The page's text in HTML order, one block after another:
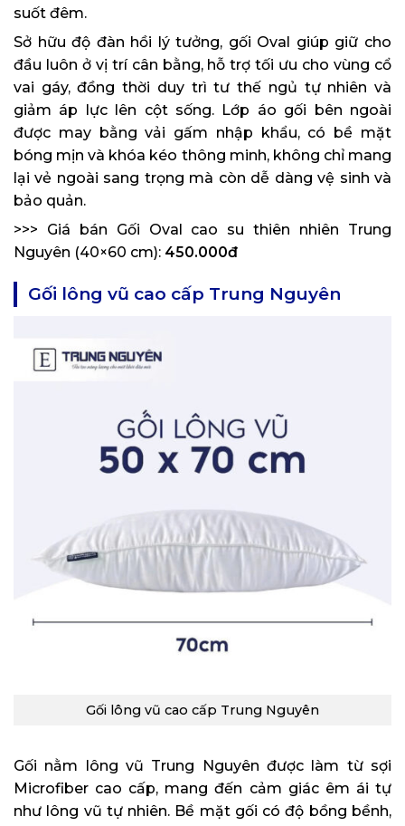
suốt đêm.
Sở hữu độ đàn hồi lý tưởng, gối Oval giúp giữ cho
đầu luôn ở vị trí cân bằng, hỗ trợ tối ưu cho vùng cổ
vai gáy, đồng thời duy trì tư thế ngủ tự nhiên và
giảm áp lực lên cột sống. Lớp áo gối bên ngoài
được may bằng vải gấm nhập khẩu, có bề mặt
bóng mịn và khóa kéo thông minh, không chỉ mang
lại vẻ ngoài sang trọng mà còn dễ dàng vệ sinh và
bảo quản.
>>> Giá bán Gối Oval cao su thiên nhiên Trung
Nguyên (40×60 cm): 450.000đ
Gối lông vũ cao cấp Trung Nguyên
Gối lông vũ cao cấp Trung Nguyên
Gối nằm lông vũ Trung Nguyên được làm từ sợi
Microfiber cao cấp, mang đến cảm giác êm ái tự
như lông vũ tự nhiên. Bề mặt gối có độ bồng bềnh,